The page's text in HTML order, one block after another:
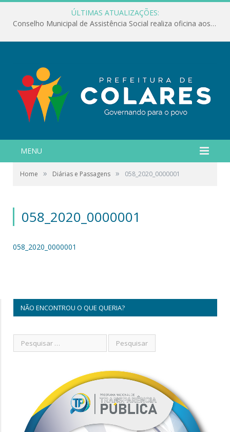
ÚLTIMAS ATUALIZAÇÕES:
Conselho Municipal de Assistência Social realiza oficina aos servidores
MENU
Home » Diárias e Passagens » 058_2020_0000001
058_2020_0000001
058_2020_0000001
NÃO ENCONTROU O QUE QUERIA?